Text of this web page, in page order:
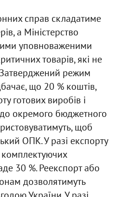
справ складатиме
а Міністерство
уповноваженими
товарів, які не
Затверджений режим
що 20 % коштів,
готових виробів і
до окремого бюджетного
щоб
ОПК. У разі експорту
комплектуючих
30 %. Реекспорт або
дозволятимуть